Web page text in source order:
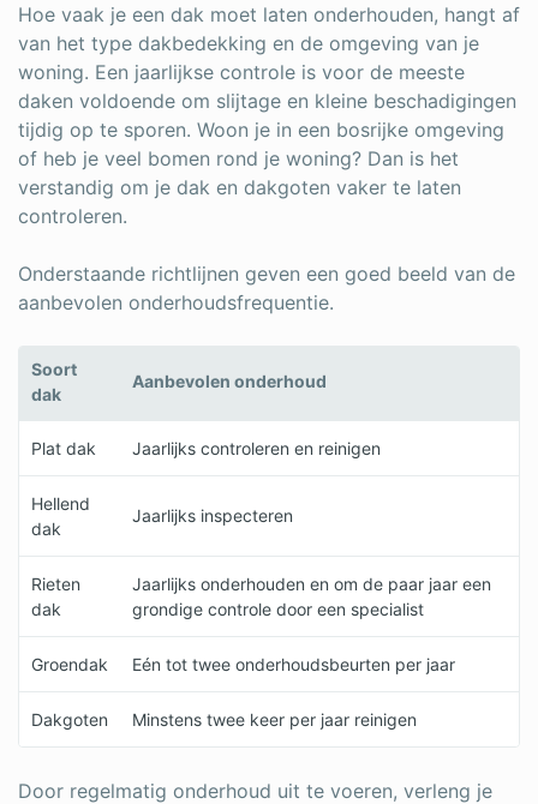
Hoe vaak je een dak moet laten onderhouden, hangt af
van het type dakbedekking en de omgeving van je
woning. Een jaarlijkse controle is voor de meeste
daken voldoende om slijtage en kleine beschadigingen
tijdig op te sporen. Woon je in een bosrijke omgeving
of heb je veel bomen rond je woning? Dan is het
verstandig om je dak en dakgoten vaker te laten
controleren.
Onderstaande richtlijnen geven een goed beeld van de
aanbevolen onderhoudsfrequentie.
Soort
dak
Aanbevolen onderhoud
Plat dak Jaarlijks controleren en reinigen
Hellend
dak
Jaarlijks inspecteren
Rieten
dak
Jaarlijks onderhouden en om de paar jaar een
grondige controle door een specialist
Groendak Eén tot twee onderhoudsbeurten per jaar
Dakgoten Minstens twee keer per jaar reinigen
Door regelmatig onderhoud uit te voeren, verleng je